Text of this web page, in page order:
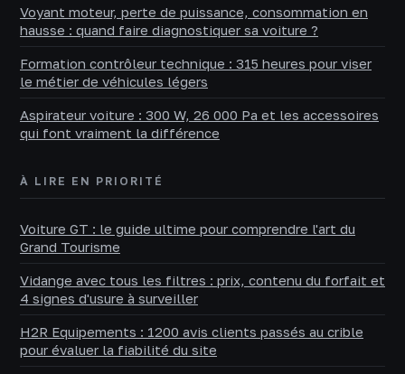
Voyant moteur, perte de puissance, consommation en
hausse : quand faire diagnostiquer sa voiture ?
Formation contrôleur technique : 315 heures pour viser
le métier de véhicules légers
Aspirateur voiture : 300 W, 26 000 Pa et les accessoires
qui font vraiment la différence
À LIRE EN PRIORITÉ
Voiture GT : le guide ultime pour comprendre l'art du
Grand Tourisme
Vidange avec tous les filtres : prix, contenu du forfait et
4 signes d'usure à surveiller
H2R Equipements : 1200 avis clients passés au crible
pour évaluer la fiabilité du site